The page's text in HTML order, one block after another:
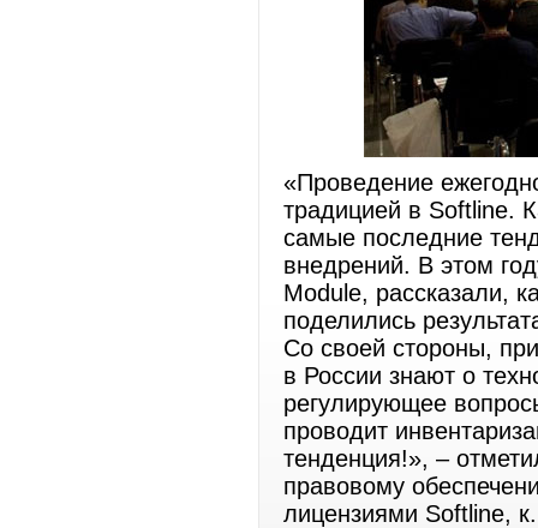
«Проведение
традицией в Softline.
самые последние
внедрений. В этом
Module, рассказали,
поделились
Со своей стороны,
в России знают о
регулирующее
проводит
тенденция!», –
правовому
лицензиями Softline,